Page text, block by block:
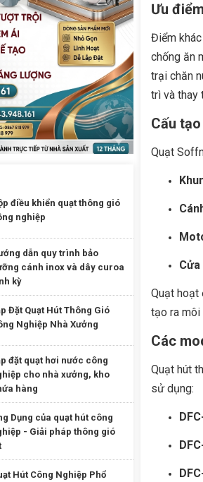
điều khiển quạt thông gió
nghiệp
dẫn quy trình bảo
cánh inox và dây curoa
kỳ
Đặt Quạt Hút Thông Gió
Nghiệp Nhà Xưởng
đặt quạt hơi nước công
cho nhà xưởng, kho
hàng
Dụng của quạt hút công
- Giải pháp thông gió
Hút Công Nghiệp Phổ
Ưu
Điểm
chống ăn
trại chăn
trì và thay
Cấu
Quạt
Cửa
Quạt hoạt
tạo ra môi
Các
Quạt hút
sử dụng: